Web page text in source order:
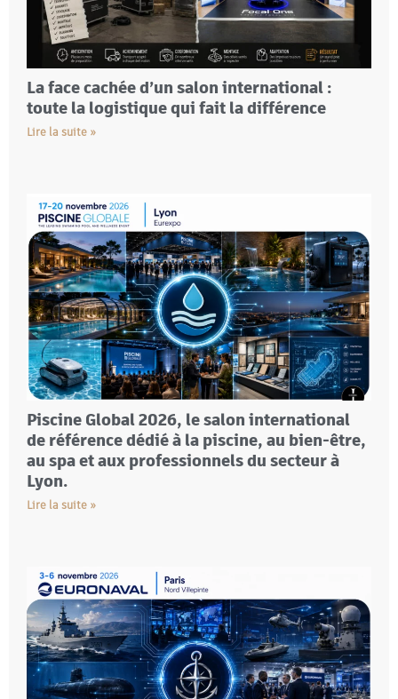
La face cachée d’un salon international :
toute la logistique qui fait la différence
Lire la suite »
Piscine Global 2026, le salon international
de référence dédié à la piscine, au bien-être,
au spa et aux professionnels du secteur à
Lyon.
Lire la suite »